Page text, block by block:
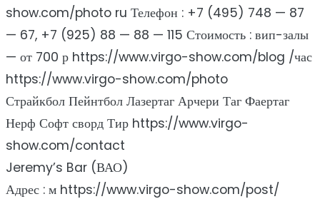
show.com/photo ru Телефон : +7 (495) 748 — 87
— 67, +7 (925) 88 — 88 — 115 Стоимость : вип-залы
— от 700 р https://www.virgo-show.com/blog /час
https://www.virgo-show.com/photo
Страйкбол Пейнтбол Лазертаг Арчери Таг Фаертаг
Нерф Софт сворд Тир https://www.virgo-
show.com/contact
Jeremy’s Bar (ВАО)
Адрес : м https://www.virgo-show.com/post/